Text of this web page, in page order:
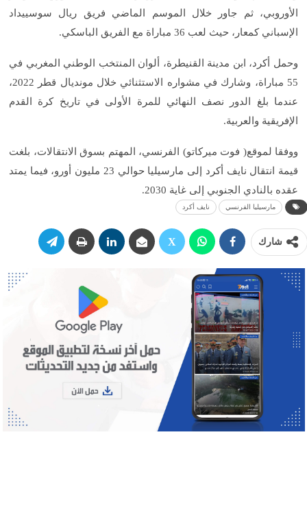
الأوروبي، ثم جاور خلال الموسم الماضي فريق ريال سوسييداد
الإسباني كمعار، حيث لعب 36 مباراة مع الفريق الباسكي.
وحمل أكرد، ابن مدينة القنيطرة، ألوان المنتخب الوطني المغربي في
55 مباراة، وشارك في مشواره الاستثنائي خلال مونديال قطر 2022،
عندما بلغ الدور نصف النهائي للمرة الأولى في تاريخ كرة القدم
الإفريقية والعربية.
ووفقا لموقع( فوت ميركاتو) الفرنسي، المهتم بسوق الانتقالات، بلغت
قيمة انتقال نايف أكرد إلى مارسيليا حوالي 23 مليون أورو، فيما يمتد
عقده بالنادي الجنوبي إلى غاية 2030.
مارسيليا الفرنسي نايف أكرد
شارك